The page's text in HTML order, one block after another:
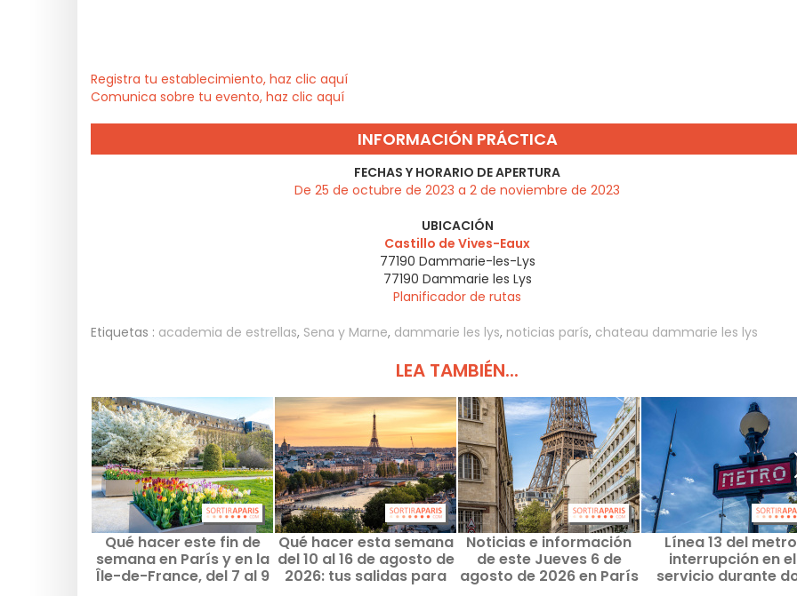
Registra tu establecimiento, haz clic aquí
Comunica sobre tu evento, haz clic aquí
INFORMACIÓN PRÁCTICA
FECHAS Y HORARIO DE APERTURA
De 25 de octubre de 2023 a 2 de noviembre de 2023
UBICACIÓN
Castillo de Vives-Eaux
77190 Dammarie-les-Lys
77190 Dammarie les Lys
Planificador de rutas
Etiquetas : academia de estrellas, Sena y Marne, dammarie les lys, noticias parís, chateau dammarie les lys
LEA TAMBIÉN...
Qué hacer este fin de
semana en París y en la
Île-de-France, del 7 al 9
Qué hacer esta semana
del 10 al 16 de agosto de
2026: tus salidas para
Noticias e información
de este Jueves 6 de
agosto de 2026 en París
Línea 13 del
interrupción en el
servicio durante